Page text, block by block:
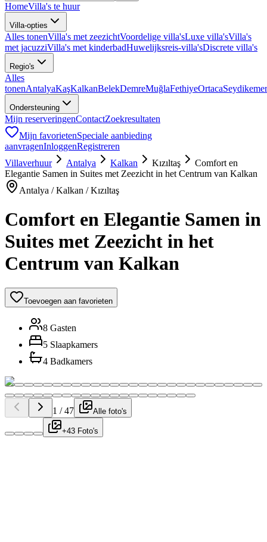
HomeVilla's te huur
Villa-opties
Alles tonenVilla's met zeezichtVoordelige villa'sLuxe villa'sVilla's
met jacuzziVilla's met kinderbadHuwelijksreis-villa'sDiscrete villa's
Regio's
Alles
tonenAntalyaKaşKalkanBelekDemreMuğlaFethiyeOrtacaSeydikemer
Ondersteuning
Mijn reserveringenContactZoekresultaten
Mijn favorietenSpeciale aanbieding
aanvragenInloggenRegistreren
Villaverhuur
Antalya Kalkan Kızıltaş
Comfort en
Elegantie Samen in Suites met Zeezicht in het Centrum van Kalkan
Antalya / Kalkan / Kızıltaş
Comfort en Elegantie Samen in
Suites met Zeezicht in het
Centrum van Kalkan
Toevoegen aan favorieten
8 Gasten
5 Slaapkamers
4 Badkamers
1 /47 Alle foto's
+43 Foto's